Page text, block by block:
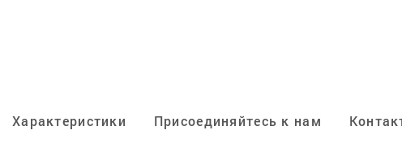
Характеристики Присоединяйтесь к нам